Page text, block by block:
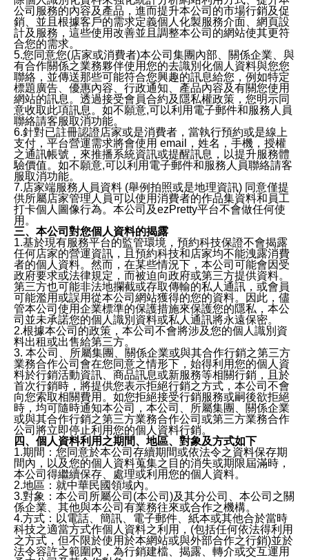
公司服務的內容及產品，進而提升本公司的市場行銷及促
銷、並且根據客戶的需求定義個人化製服務介面、網頁設
計及服務，這些使用改善並且調整本公司的網站使其更符
合您的需求。
5.您同意您(店家或消費者)本公司集團內部、關係企業、與
有合作關係之業務夥伴使用您的去識別化個人資料與您您
聯絡，並傳送那些可能符合您興趣的訊息給您，例如特定
標題廣告、優惠內容、行政通知、產品內容及有關您使用
網站的訊息。透過接受會員合約及隱私權政策，您明示同
意收取此項訊息。如不願意,可以利用電子郵件和服務人員
聯絡請客服取消功能。
6.針對已註冊認證店家或是消費者，當執行預約或是線上
支付，平台營運需求將會使用 email，姓名，手機，授權
之通訊帳號，來推播系統資訊或提醒訊息，以提升服務體
驗價值。如不願意,可以利用電子郵件和服務人員聯絡請客
服取消功能。
7.店家端服務人員資料 (舉例拍照或是地理資訊) 同意僅提
供所屬店家管理人員可以使用消費者的作品集資料和員工
打卡個人圖像行為。本公司及ezPretty平台不會做任何使
用。
三、本公司對您個人資料的揭露
1.基於現有服務平台的監管環境，預約科技保證不會揭露
任何店家的營運資訊，且預約科技和店家均不能洩露消費
者的個人資料。然而，在某些情況下，本公司可能會因受
政府要求或法律規定，而被迫向政府或第三方提供資料。
第三方也可能非法地攔截或存取傳輸的私人通訊，或會員
可能濫用或誤用從本公司網站獲得的您的資料。因此，儘
管本公司使用企業標準的保護措施來保護您的隱私，本公
司並未承諾您的個人識別資料或私人通訊將永遠保密。
2.根據本公司的政策，本公司不會將涉及您的個人識別資
料出租或出售給第三方。
3. 本公司、所屬集團、關係企業或與其合作行銷之第三方
業務合作公司會在您同意之情形下，始得利用您的個人資
料於行銷活動資訊、商品訊息或新服務等相關行銷，且於
首次行銷時，將提供您表示拒絕行銷之方式，本公司不會
向您索取相關費用。如您拒絕接受行銷服務或嗣後欲拒絕
時，均可隨時通知本公司，本公司、所屬集團、關係企業
或與其合作行銷之第三方業務合作公司或第三方業務合作
公司將立即停止利用您的個人資料行銷。
四、個人資料利用之期間、地區、對象及方式如下
1.期間：您同意於本公司存續期間或依法令之資料保存期
間內，以及您的個人資料蒐集之目的消失或期限屆滿時，
本公司得繼續保存、處理或利用您的個人資料。
2.地區：就中華民國領域內。
3.對象：本公司所屬公司(本公司)及其分公司、本公司之關
係企業、其他與本公司有業務往來或合作之機構。
4.方式：以電話、簡訊、電子郵件、紙本或其他合於當時
科技之適當方式作個人資料之利用，(包括任何依法得利用
之方式，但不限於使用於本網站或與外部合作之行銷)並於
法令容許之範圍內，為行銷建檔、揭露、轉介或交互運用